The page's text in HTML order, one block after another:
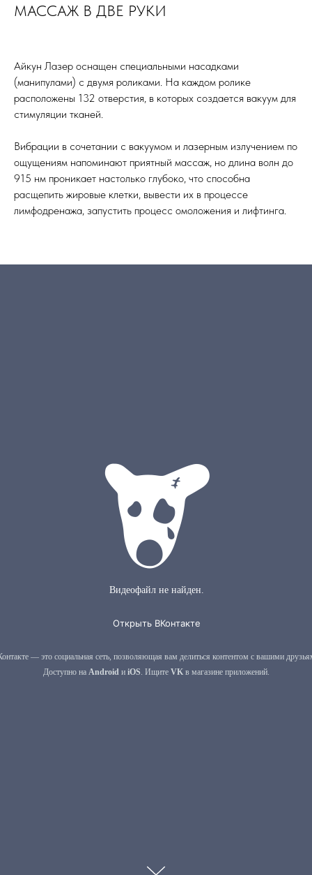
МАССАЖ В ДВЕ РУКИ
Айкун Лазер оснащен специальными насадками
(манипулами) с двумя роликами. На каждом ролике
расположены 132 отверстия, в которых создается вакуум для
стимуляции тканей.
Вибрации в сочетании с вакуумом и лазерным излучением по
ощущениям напоминают приятный массаж, но длина волн до
915 нм проникает настолько глубоко, что способна
расщепить жировые клетки, вывести их в процессе
лимфодренажа, запустить процесс омоложения и лифтинга.